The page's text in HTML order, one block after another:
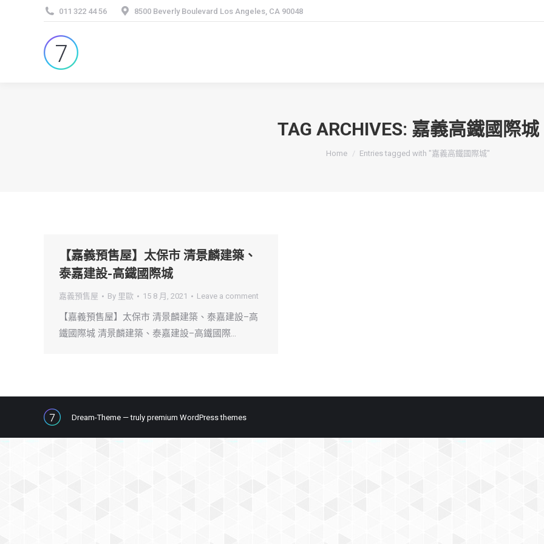
011 322 44 56 8500 Beverly Boulevard Los Angeles, CA 90048
TAG ARCHIVES: 嘉義高鐵國際城
You are here:
Home Entries tagged with "嘉義高鐵國際城"
【嘉義預售屋】太保市 清景麟建築、
泰嘉建設-高鐵國際城
嘉義預售屋 By 里歐 15 8 月, 2021 Leave a comment
【嘉義預售屋】太保市 清景麟建築、泰嘉建設–高
鐵國際城 清景麟建築、泰嘉建設–高鐵國際…
Dream-Theme — truly premium WordPress themes